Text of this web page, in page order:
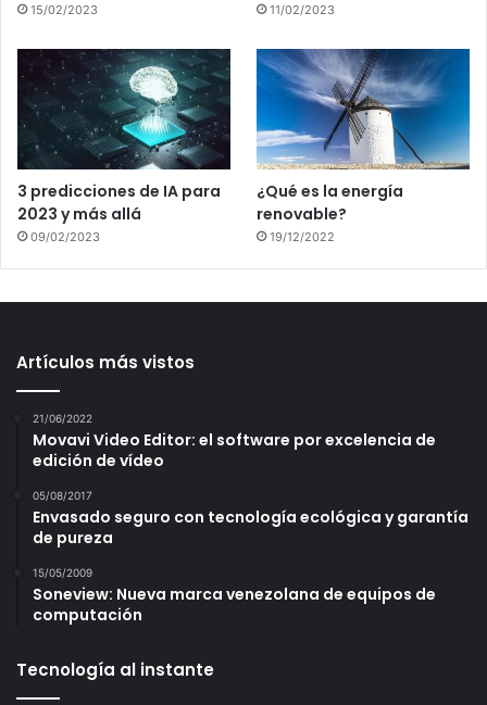
15/02/2023 11/02/2023
3 predicciones de IA para
2023 y más allá
09/02/2023
¿Qué es la energía
renovable?
19/12/2022
Artículos más vistos
21/06/2022
Movavi Video Editor: el software por excelencia de
edición de vídeo
05/08/2017
Envasado seguro con tecnología ecológica y garantía
de pureza
15/05/2009
Soneview: Nueva marca venezolana de equipos de
computación
Tecnología al instante